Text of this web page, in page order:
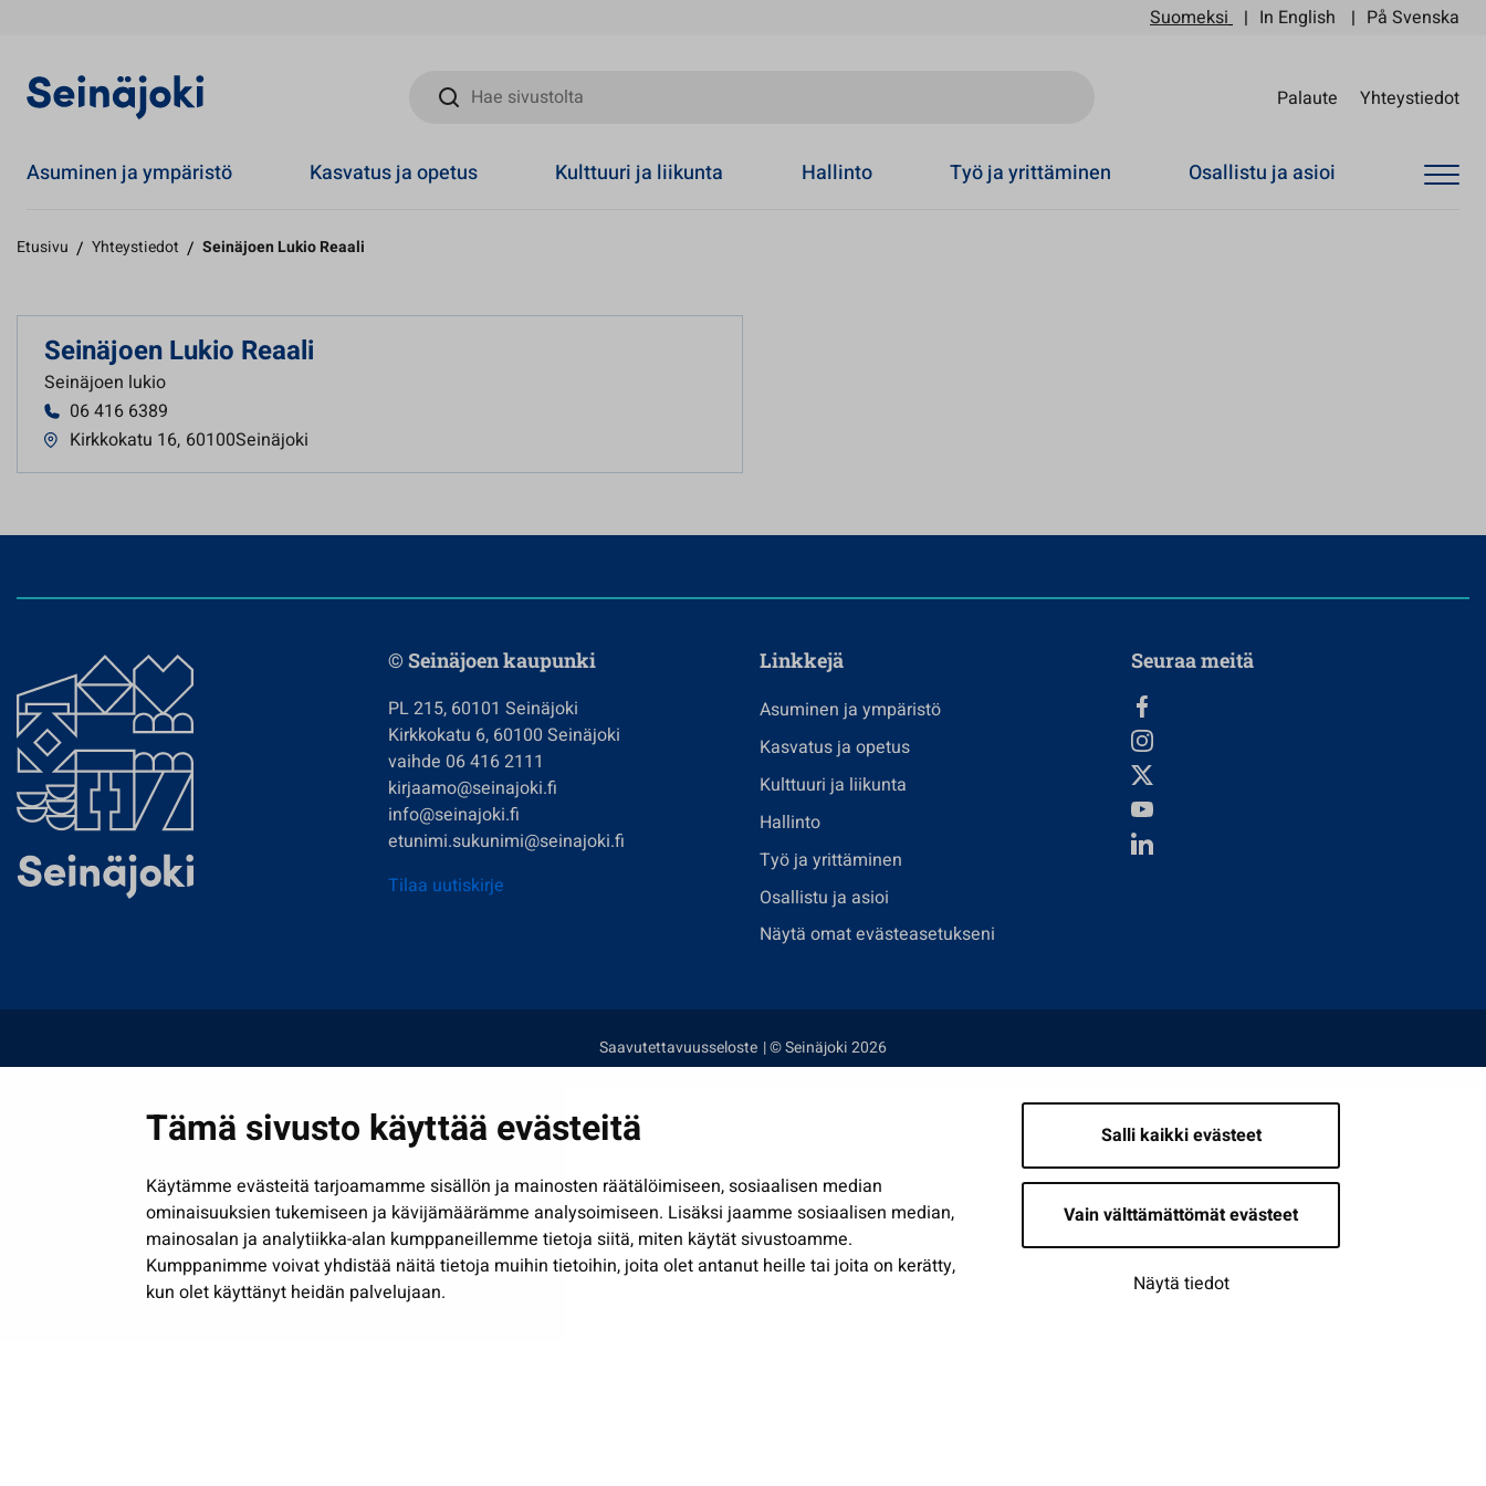
Tämä sivusto käyttää evästeitä
Käytämme evästeitä tarjoamamme sisällön ja mainosten räätälöimiseen, sosiaalisen median
ominaisuuksien tukemiseen ja kävijämäärämme analysoimiseen. Lisäksi jaamme sosiaalisen median,
mainosalan ja analytiikka-alan kumppaneillemme tietoja siitä, miten käytät sivustoamme.
Kumppanimme voivat yhdistää näitä tietoja muihin tietoihin, joita olet antanut heille tai joita on kerätty,
kun olet käyttänyt heidän palvelujaan.
Salli kaikki evästeet
Vain välttämättömät evästeet
Näytä tiedot
Suomeksi In English På Svenska
Hae sivustolta
Palaute Yhteystiedot
Asuminen ja ympäristö Kasvatus ja opetus Kulttuuri ja liikunta Hallinto Työ ja yrittäminen Osallistu ja asioi
Etusivu / Yhteystiedot / Seinäjoen Lukio Reaali
Seinäjoen Lukio Reaali
Seinäjoen lukio
06 416 6389
Kirkkokatu 16, 60100Seinäjoki
© Seinäjoen kaupunki
PL 215, 60101 Seinäjoki
Kirkkokatu 6, 60100 Seinäjoki
vaihde 06 416 2111
kirjaamo@seinajoki.fi
info@seinajoki.fi
etunimi.sukunimi@seinajoki.fi
Tilaa uutiskirje
Linkkejä
Asuminen ja ympäristö
Kasvatus ja opetus
Kulttuuri ja liikunta
Hallinto
Työ ja yrittäminen
Osallistu ja asioi
Näytä omat evästeasetukseni
Seuraa meitä
Saavutettavuusseloste | © Seinäjoki 2026